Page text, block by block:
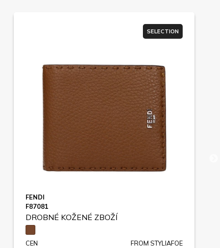
SELECTION
FENDI
F87081
DROBNÉ KOŽENÉ ZBOŽÍ
CEN FROM STYLIAFOE